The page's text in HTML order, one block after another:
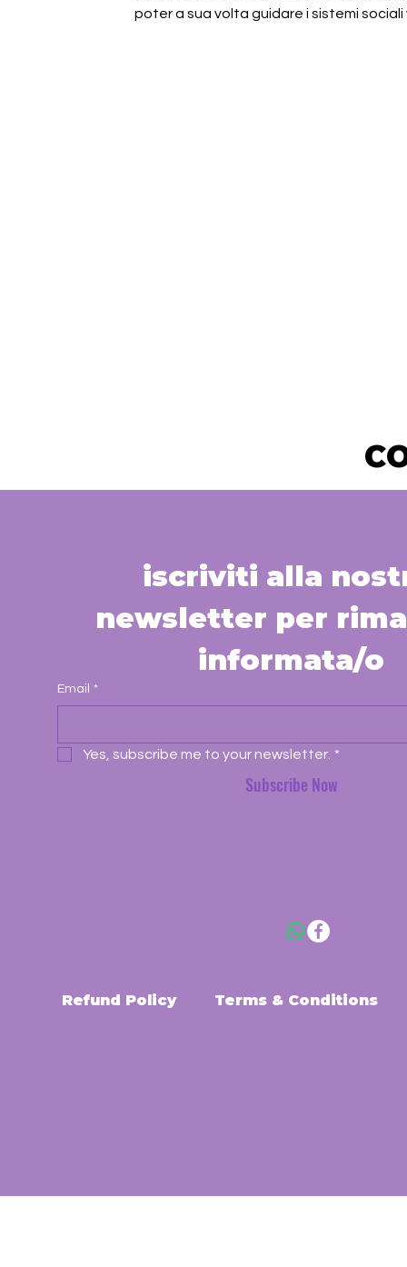
poter a sua volta guidare i sistemi
iscriviti alla
newsletter per
informata/o
Email *
Yes, subscribe me to your newsletter. *
Subscribe Now
Refund Policy Terms & Conditions